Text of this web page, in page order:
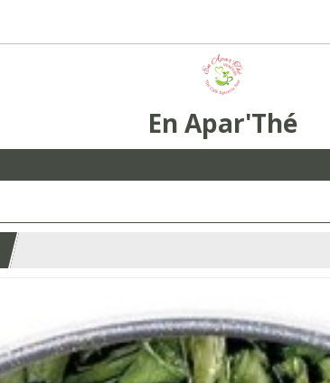
En Apar'Thé